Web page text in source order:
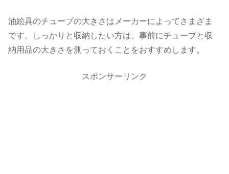
油絵具のチューブの大きさはメーカーによってさまざま
です。しっかりと収納したい方は、事前にチューブと収
納用品の大きさを測っておくことをおすすめします。
スポンサーリンク